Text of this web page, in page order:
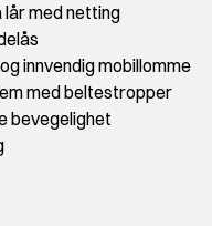
lår med netting
innvendig mobillomme
med beltestropper
bevegelighet